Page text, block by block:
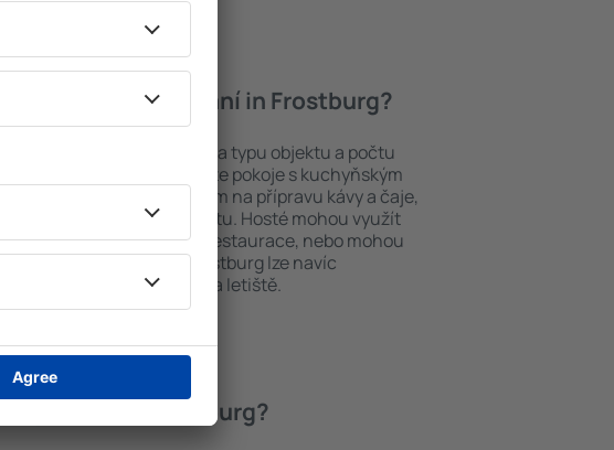
nabízí ubytování in Frostburg?
in Frostburg záleží na typu objektu a počtu
dostupných místech najdete pokoje s kuchyňským
klimatizací, přístrojem na přípravu kávy a čaje,
nebo přístupem k internetu. Hosté mohou využít
objednat si jídla z restaurace, nebo mohou
Ubytování in Frostburg lze navíc
přepravy z nebo na letiště.
ubytování in Frostburg?